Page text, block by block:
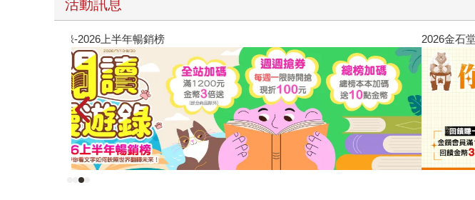
活動訊息
原本只是跟全校第一美少女商量彼此摯友的戀愛煩惱，不知不覺間她竟成為我最親近
的存在（１）